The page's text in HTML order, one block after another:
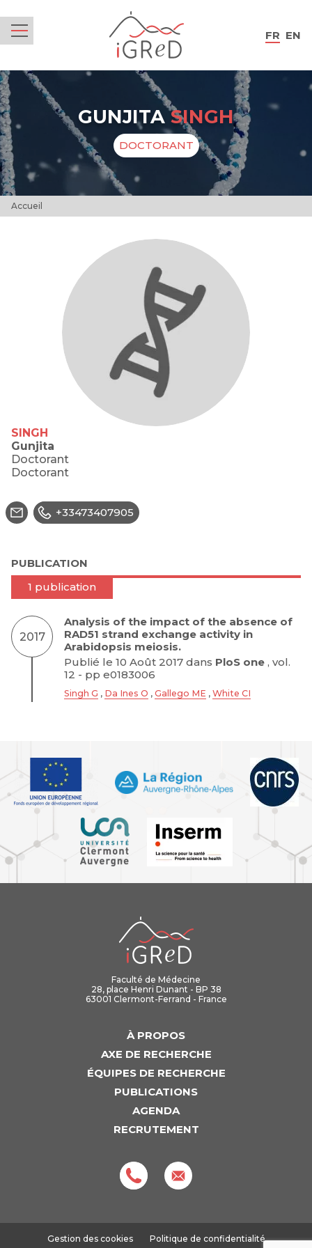
FR EN
GUNJITASINGH
DOCTORANT
Accueil
SINGH
Gunjita
Doctorant
Doctorant
+33473407905
PUBLICATION
1 publication
2017
Analysis of the impact of the absence of
RAD51 strand exchange activity in
Arabidopsis meiosis.
Publié le 10 Août 2017 dans PloS one , vol.
12 - pp e0183006
Singh G , Da Ines O , Gallego ME , White CI
Faculté de Médecine
28, place Henri Dunant - BP 38
63001 Clermont-Ferrand - France
À PROPOS
AXE DE RECHERCHE
ÉQUIPES DE RECHERCHE
PUBLICATIONS
AGENDA
RECRUTEMENT
Gestion des cookies Politique de confidentialité